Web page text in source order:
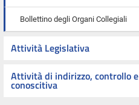
Bollettino degli Organi Collegiali
Attività Legislativa
Attività di indirizzo, controllo e
conoscitiva